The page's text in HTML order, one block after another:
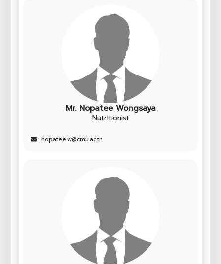
Mr. Nopatee Wongsaya
Nutritionist
: nopatee.w@cmu.ac.th